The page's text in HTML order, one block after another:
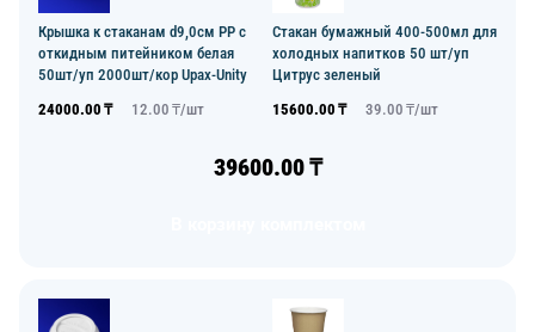
Крышка к стаканам d9,0см PP с
откидным питейником белая
50шт/уп 2000шт/кор Upax-Unity
24000.00 ₸ 12.00 ₸/шт
Стакан бумажный 400-500мл для
холодных напитков 50 шт/уп
Цитрус зеленый
15600.00 ₸ 39.00 ₸/шт
39600.00₸